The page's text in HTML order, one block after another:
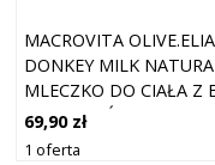
MACROVITA OLIVE.ELIA
DONKEY MILK
MLECZKO DO CIAŁA Z
OLIWĄ I OŚLIM MLEKIEM
200ML
69,90 zł
1 oferta